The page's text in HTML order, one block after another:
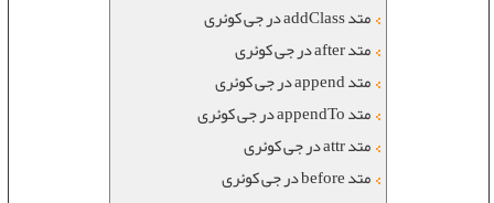
متد addClass در جی کوئری
متد after در جی کوئری
متد append در جی کوئری
متد appendTo در جی کوئری
متد attr در جی کوئری
متد before در جی کوئری